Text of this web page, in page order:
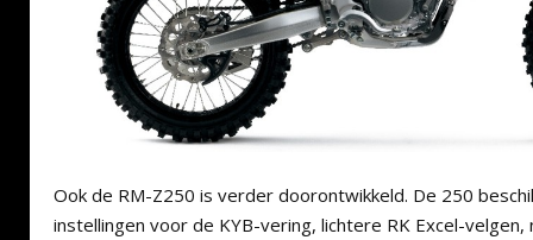
Ook de RM-Z250 is verder doorontwikkeld. De 250
instellingen voor de KYB-vering, lichtere RK Excel-velgen,